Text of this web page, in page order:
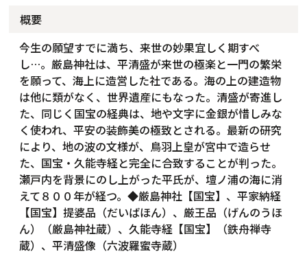
概要
今生の願望すでに満ち、来世の妙果宜しく期すべ
し…。厳島神社は、平清盛が来世の極楽と一門の繁栄
を願って、海上に造営した社である。海の上の建造物
は他に類がなく、世界遺産にもなった。清盛が寄進し
た、同じく国宝の経典は、地や文字に金銀が惜しみな
く使われ、平安の装飾美の極致とされる。最新の研究
により、地の波の文様が、鳥羽上皇が宮中で造らせ
た、国宝・久能寺経と完全に合致することが判った。
瀬戸内を背景にのし上がった平氏が、壇ノ浦の海に消
えて８００年が経つ。◆厳島神社【国宝】、平家納経
【国宝】提婆品（だいばほん）、厳王品（げんのうほ
ん）（厳島神社蔵）、久能寺経【国宝】（鉄舟禅寺
蔵）、平清盛像（六波羅蜜寺蔵）